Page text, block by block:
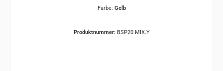
Farbe: Gelb
Produktnummer: BSP20.MIX.Y